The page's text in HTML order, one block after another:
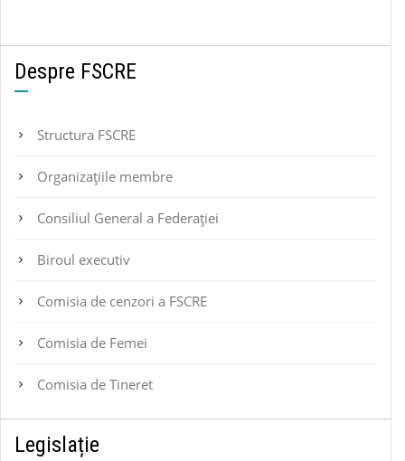
Despre FSCRE
Structura FSCRE
Organizațiile membre
Consiliul General a Federației
Biroul executiv
Comisia de cenzori a FSCRE
Comisia de Femei
Comisia de Tineret
Legislație